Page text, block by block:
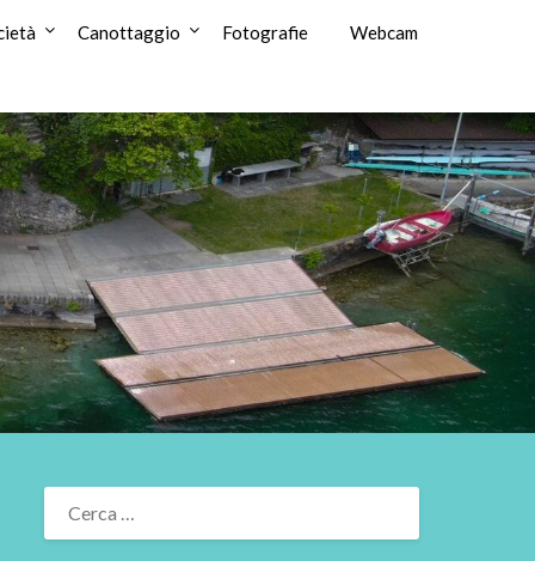
Canottaggio Fotografie Webcam
RICERCA
PER: